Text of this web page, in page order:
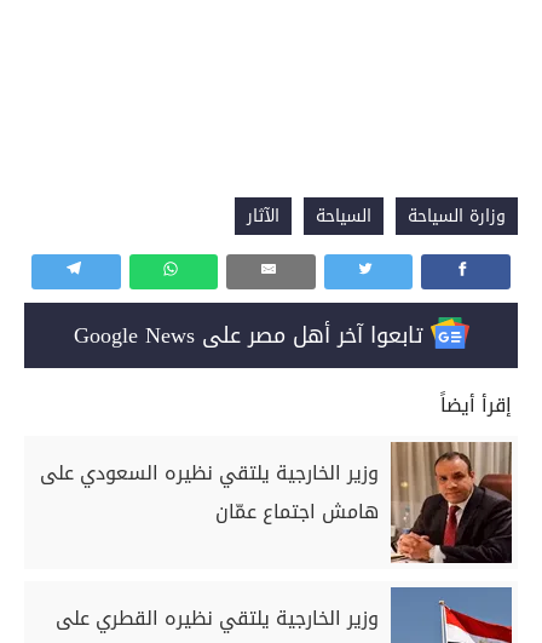
وزارة السياحة السياحة الآثار
تابعوا آخر أهل مصر على Google News
إقرأ أيضاً
وزير الخارجية يلتقي نظيره السعودي على
هامش اجتماع عمّان
وزير الخارجية يلتقي نظيره القطري على